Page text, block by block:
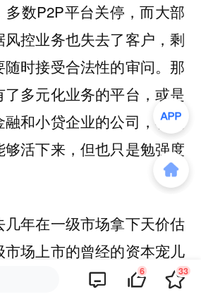
数P2P平台关停，而大部
控业务也失去了客户，剩
时接受合法性的审问。那
多元化业务的平台，或是
和小贷企业的公司，在这
活下来，但也只是勉强度
几年在一级市场拿下天价估
场上市的曾经的资本宠儿
人的故事终于烟消云散，撑
6 33